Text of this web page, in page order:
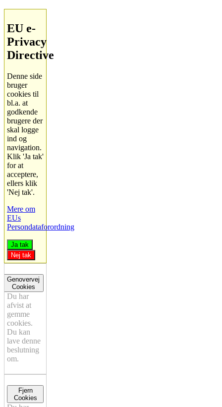
EU e-
Privacy
Directive
Denne side
bruger
cookies til
bl.a. at
godkende
brugere der
skal logge
ind og
navigation.
Klik 'Ja tak'
for at
acceptere,
ellers klik
'Nej tak'.
Mere om
EUs
Persondataforordning
Ja tak
Nej tak
Genovervej
Cookies
Du har
afvist at
gemme
cookies.
Du kan
lave denne
beslutning
om.
Fjern
Cookies